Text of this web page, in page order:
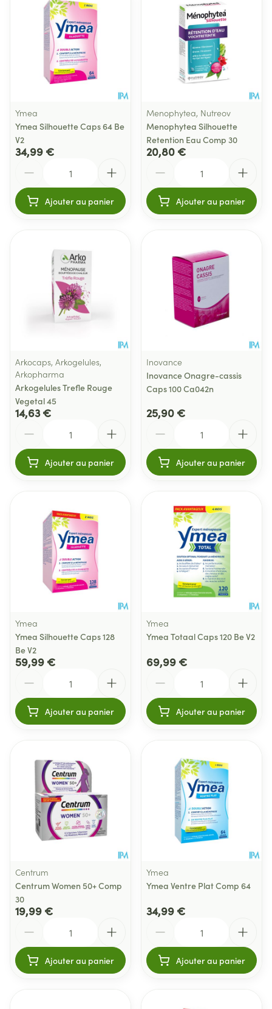
Ymea
Ymea Silhouette Caps 64 Be
V2
34,99 €
Ajouter au panier
Menophytea, Nutreov
Menophytea Silhouette
Retention Eau Comp 30
20,80 €
Ajouter au panier
Arkocaps, Arkogelules,
Arkopharma
Arkogelules Trefle Rouge
Vegetal 45
14,63 €
Ajouter au panier
Inovance
Inovance Onagre-cassis
Caps 100 Ca042n
25,90 €
Ajouter au panier
Ymea
Ymea Silhouette Caps 128
Be V2
59,99 €
Ajouter au panier
Ymea
Ymea Totaal Caps 120 Be V2
69,99 €
Ajouter au panier
Centrum
Centrum Women 50+ Comp
30
19,99 €
Ajouter au panier
Ymea
Ymea Ventre Plat Comp 64
34,99 €
Ajouter au panier